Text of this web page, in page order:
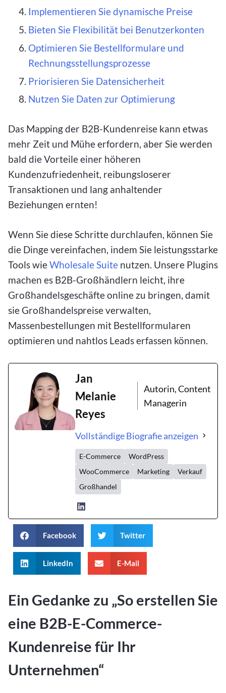
Implementieren Sie dynamische Preise
Bieten Sie Flexibilität bei Benutzerkonten
Optimieren Sie Bestellformulare und
Rechnungsstellungsprozesse
Priorisieren Sie Datensicherheit
Nutzen Sie Daten zur Optimierung
Das Mapping der B2B-Kundenreise kann etwas
mehr Zeit und Mühe erfordern, aber Sie werden
bald die Vorteile einer höheren
Kundenzufriedenheit, reibungsloserer
Transaktionen und lang anhaltender
Beziehungen ernten!
Wenn Sie diese Schritte durchlaufen, können Sie
die Dinge vereinfachen, indem Sie leistungsstarke
Tools wieWholesale Suite nutzen. Unsere Plugins
machen es B2B-Großhändlern leicht, ihre
Großhandelsgeschäfte online zu bringen, damit
sie Großhandelspreise verwalten,
Massenbestellungen mit Bestellformularen
optimieren und nahtlos Leads erfassen können.
Jan
Melanie
Reyes
Autorin, Content
Managerin
Vollständige Biografie anzeigen
E-Commerce
WordPress
WooCommerce
Marketing
Verkauf
Großhandel
Facebook Twitter
LinkedIn E-Mail
Ein Gedanke zu „So erstellen Sie
eine B2B-E-Commerce-
Kundenreise für Ihr
Unternehmen“